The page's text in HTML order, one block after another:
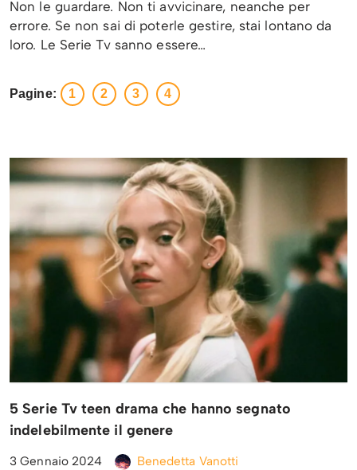
Non le guardare. Non ti avvicinare, neanche per
errore. Se non sai di poterle gestire, stai lontano da
loro. Le Serie Tv sanno essere…
Pagine: 1 2 3 4
5 Serie Tv teen drama che hanno segnato
indelebilmente il genere
3 Gennaio 2024 Benedetta Vanotti